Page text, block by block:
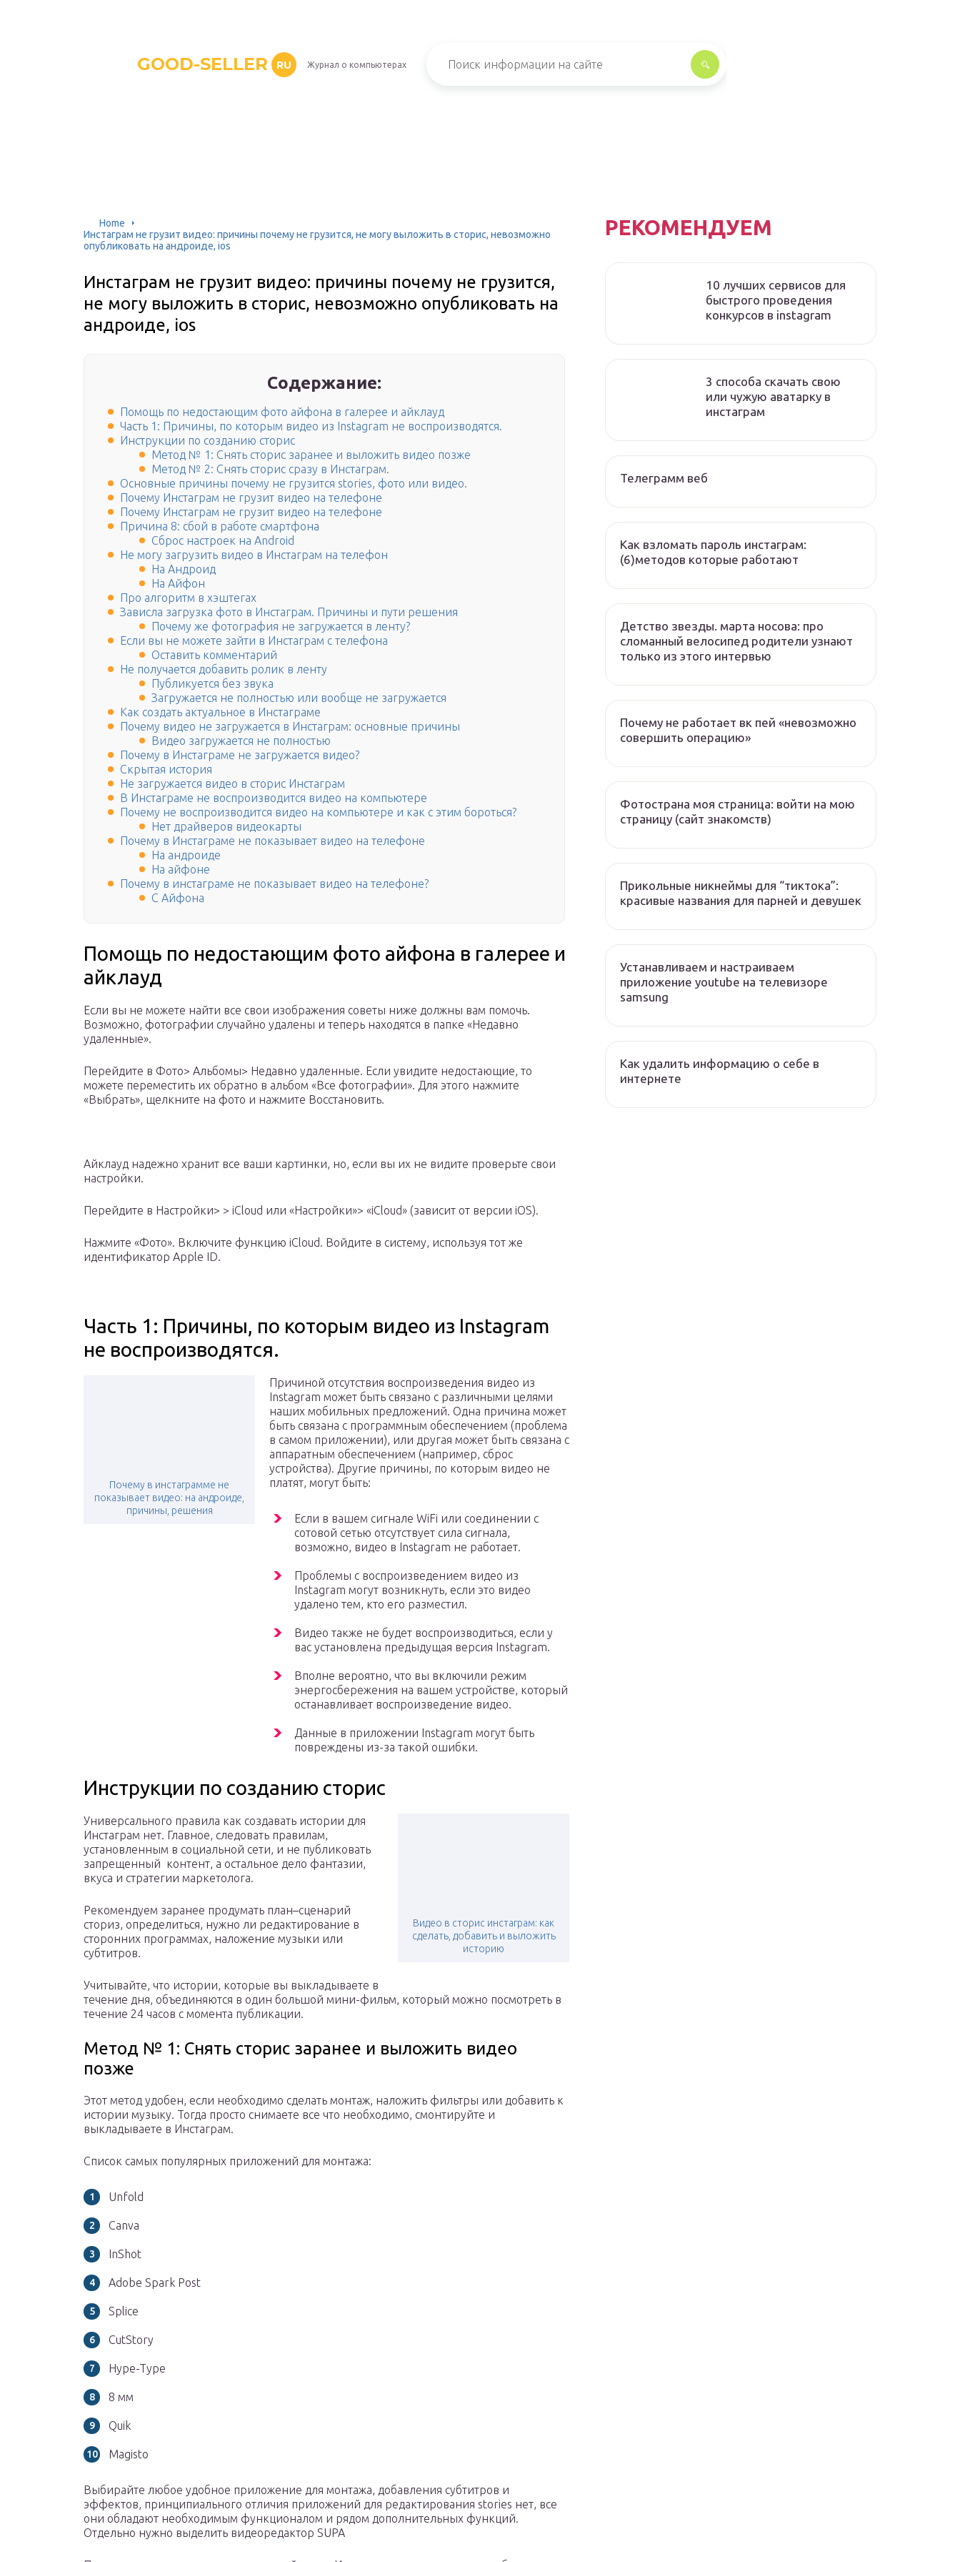
GOOD-SELLER RU Журнал о компьютерах
Home
Инстаграм не грузит видео: причины почему не грузится, не могу выложить в сторис, невозможно
опубликовать на андроиде, ios
Инстаграм не грузит видео: причины почему не грузится,
не могу выложить в сторис, невозможно опубликовать на
андроиде, ios
Содержание:
Помощь по недостающим фото айфона в галерее и айклауд
Часть 1: Причины, по которым видео из Instagram не воспроизводятся.
Инструкции по созданию сторис
Метод № 1: Снять сторис заранее и выложить видео позже
Метод № 2: Снять сторис сразу в Инстаграм.
Основные причины почему не грузится stories, фото или видео.
Почему Инстаграм не грузит видео на телефоне
Почему Инстаграм не грузит видео на телефоне
Причина 8: сбой в работе смартфона
Сброс настроек на Android
Не могу загрузить видео в Инстаграм на телефон
На Андроид
На Айфон
Про алгоритм в хэштегах
Зависла загрузка фото в Инстаграм. Причины и пути решения
Почему же фотография не загружается в ленту?
Если вы не можете зайти в Инстаграм с телефона
Оставить комментарий
Не получается добавить ролик в ленту
Публикуется без звука
Загружается не полностью или вообще не загружается
Как создать актуальное в Инстаграме
Почему видео не загружается в Инстаграм: основные причины
Видео загружается не полностью
Почему в Инстаграме не загружается видео?
Скрытая история
Не загружается видео в сторис Инстаграм
В Инстаграме не воспроизводится видео на компьютере
Почему не воспроизводится видео на компьютере и как с этим бороться?
Нет драйверов видеокарты
Почему в Инстаграме не показывает видео на телефоне
На андроиде
На айфоне
Почему в инстаграме не показывает видео на телефоне?
С Айфона
Помощь по недостающим фото айфона в галерее и
айклауд
Если вы не можете найти все свои изображения советы ниже должны вам помочь.
Возможно, фотографии случайно удалены и теперь находятся в папке «Недавно
удаленные».
Перейдите в Фото> Альбомы> Недавно удаленные. Если увидите недостающие, то
можете переместить их обратно в альбом «Все фотографии». Для этого нажмите
«Выбрать», щелкните на фото и нажмите Восстановить.
Айклауд надежно хранит все ваши картинки, но, если вы их не видите проверьте свои
настройки.
Перейдите в Настройки> > iCloud или «Настройки»> «iCloud» (зависит от версии iOS).
Нажмите «Фото». Включите функцию iCloud. Войдите в систему, используя тот же
идентификатор Apple ID.
Часть 1: Причины, по которым видео из Instagram
не воспроизводятся.
Почему в инстаграмме не
показывает видео: на андроиде,
причины, решения
Причиной отсутствия воспроизведения видео из
Instagram может быть связано с различными целями
наших мобильных предложений. Одна причина может
быть связана с программным обеспечением (проблема
в самом приложении), или другая может быть связана с
аппаратным обеспечением (например, сброс
устройства). Другие причины, по которым видео не
платят, могут быть:
Если в вашем сигнале WiFi или соединении с
сотовой сетью отсутствует сила сигнала,
возможно, видео в Instagram не работает.
Проблемы с воспроизведением видео из
Instagram могут возникнуть, если это видео
удалено тем, кто его разместил.
Видео также не будет воспроизводиться, если у
вас установлена ​​предыдущая версия Instagram.
Вполне вероятно, что вы включили режим
энергосбережения на вашем устройстве, который
останавливает воспроизведение видео.
Данные в приложении Instagram могут быть
повреждены из-за такой ошибки.
Инструкции по созданию сторис
Видео в сторис инстаграм: как
сделать, добавить и выложить
историю
Универсального правила как создавать истории для
Инстаграм нет. Главное, следовать правилам,
установленным в социальной сети, и не публиковать
запрещенный контент, а остальное дело фантазии,
вкуса и стратегии маркетолога.
Рекомендуем заранее продумать план–сценарий
сториз, определиться, нужно ли редактирование в
сторонних программах, наложение музыки или
субтитров.
Учитывайте, что истории, которые вы выкладываете в
течение дня, объединяются в один большой мини-фильм, который можно посмотреть в
течение 24 часов с момента публикации.
Метод № 1: Снять сторис заранее и выложить видео
позже
Этот метод удобен, если необходимо сделать монтаж, наложить фильтры или добавить к
истории музыку. Тогда просто снимаете все что необходимо, смонтируйте и
выкладываете в Инстаграм.
Cписок самых популярных приложений для монтажа:
Unfold
Сanva
InShot
Adobe Spark Post
Splice
CutStory
Hype-Type
8 мм
Quik
Magisto
Выбирайте любое удобное приложение для монтажа, добавления субтитров и
эффектов, принципиального отличия приложений для редактирования stories нет, все
они обладают необходимым функционалом и рядом дополнительных функций.
Отдельно нужно выделить видеоредактор SUPA
РЕКОМЕНДУЕМ
10 лучших сервисов для
быстрого проведения
конкурсов в instagram
3 способа скачать свою
или чужую аватарку в
инстаграм
Телеграмм веб
Как взломать пароль инстаграм:
(6)методов которые работают
Детство звезды. марта носова: про
сломанный велосипед родители узнают
только из этого интервью
Почему не работает вк пей «невозможно
совершить операцию»
Фотострана моя страница: войти на мою
страницу (сайт знакомств)
Прикольные никнеймы для “тиктока”:
красивые названия для парней и девушек
Устанавливаем и настраиваем
приложение youtube на телевизоре
samsung
Как удалить информацию о себе в
интернете